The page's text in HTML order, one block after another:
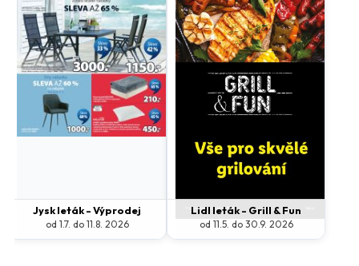
Jysk leták - Výprodej
od 1.7. do 11.8. 2026
Lidl leták - Grill & Fun
od 11.5. do 30.9. 2026